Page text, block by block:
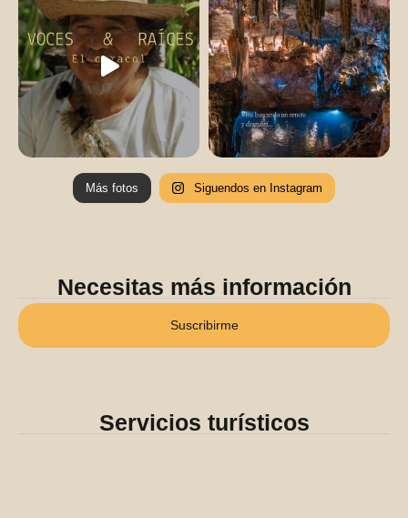
Más fotos Siguendos en Instagram
Necesitas más información
Suscribirme
Servicios turísticos